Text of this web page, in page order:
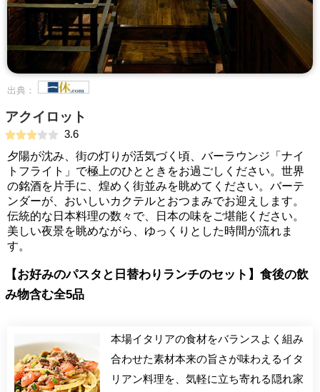
出典：
アクイロット
3.6
夕陽が沈み、街の灯りが活気づく頃、バーラウンジ「ナイ
トフライト」で極上のひとときをお過ごしください。世界
の銘酒を片手に、煌めく街並みを眺めてください。バーテ
ンダーが、おいしいカクテルとおつまみでお迎えします。
伝統的な日本料理の数々で、日本の味をご堪能ください。
美しい夜景を眺めながら、ゆっくりとした時間が流れま
す。
【お好みのパスタと日替わりランチのセット】食後の飲
み物含む全5品
本場イタリアの食材をバランスよく組み
合わせた素材本来の旨さが味わえるイタ
リアン料理を、気軽に立ち寄れる隠れ家